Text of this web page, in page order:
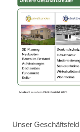
Unser